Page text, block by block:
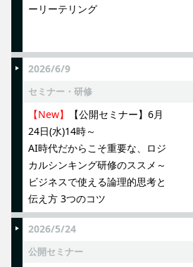
ーリーテリング
2026/6/9
セミナー・研修
【New】
【公開セミナー】6月
24日(水)14時～
AI時代だからこそ重要な、ロジ
カルシンキング研修のススメ～
ビジネスで使える論理的思考と
伝え方 3つのコツ
2026/5/24
公開セミナー